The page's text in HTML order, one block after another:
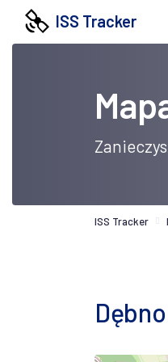
ISS Tracker
ISS Tracker